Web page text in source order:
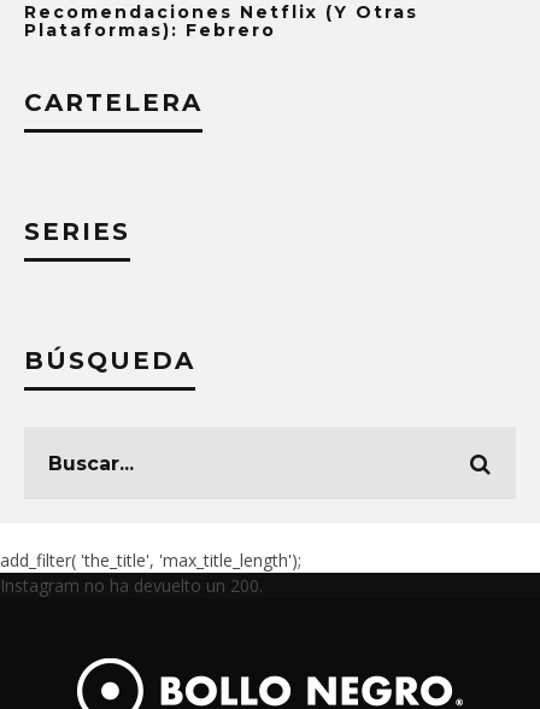
Recomendaciones Netflix (y Otras
Plataformas): Febrero
CARTELERA
SERIES
BÚSQUEDA
add_filter( 'the_title', 'max_title_length');
Instagram no ha devuelto un 200.